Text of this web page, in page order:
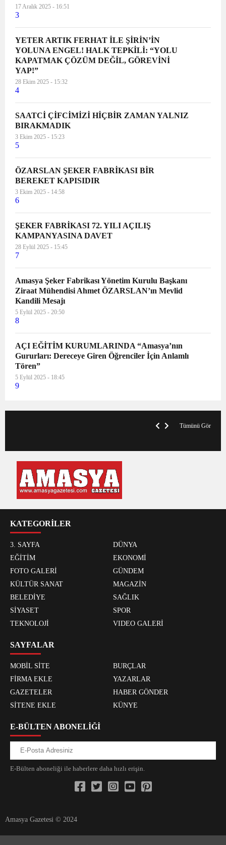
17 Aralık 2025 - 16:51
3
YETER ARTIK FERHAT İLE ŞİRİN’İN
YOLUNA ENGEL! HALK TEPKİLİ: “YOLU
KAPATMAK ÇÖZÜM DEĞİL, GÖREVİNİ
YAP!”
28 Ekim 2025 - 15:32
4
SAATCİ ÇİFCİMİZİ HİÇBİR ZAMAN YALNIZ
BIRAKMADIK
3 Ekim 2025 - 15:23
5
ÖZARSLAN ŞEKER FABRİKASI BİR
BEREKET KAPISIDIR
3 Ekim 2025 - 14:58
6
ŞEKER FABRİKASI 72. YILI AÇILIŞ
KAMPANYASINA DAVET
28 Eylül 2025 - 15:45
7
Amasya Şeker Fabrikası Yönetim Kurulu Başkanı
Ziraat Mühendisi Ahmet ÖZARSLAN’ın Mevlid
Kandili Mesajı
5 Eylül 2025 - 20:50
8
AÇI EĞİTİM KURUMLARINDA “Amasya’nın
Gururları: Dereceye Giren Öğrenciler İçin Anlamlı
Tören”
5 Eylül 2025 - 18:45
9
Tümünü Gör
KATEGORİLER
3. SAYFA
DÜNYA
EĞİTİM
EKONOMİ
FOTO GALERİ
GÜNDEM
KÜLTÜR SANAT
MAGAZİN
BELEDİYE
SAĞLIK
SİYASET
SPOR
TEKNOLOJİ
VIDEO GALERİ
SAYFALAR
MOBİL SİTE
BURÇLAR
FİRMA EKLE
YAZARLAR
GAZETELER
HABER GÖNDER
SİTENE EKLE
KÜNYE
E-BÜLTEN ABONELİĞİ
E-Bülten aboneliği ile haberlere daha hızlı erişin.
Amasya Gazetesi © 2024